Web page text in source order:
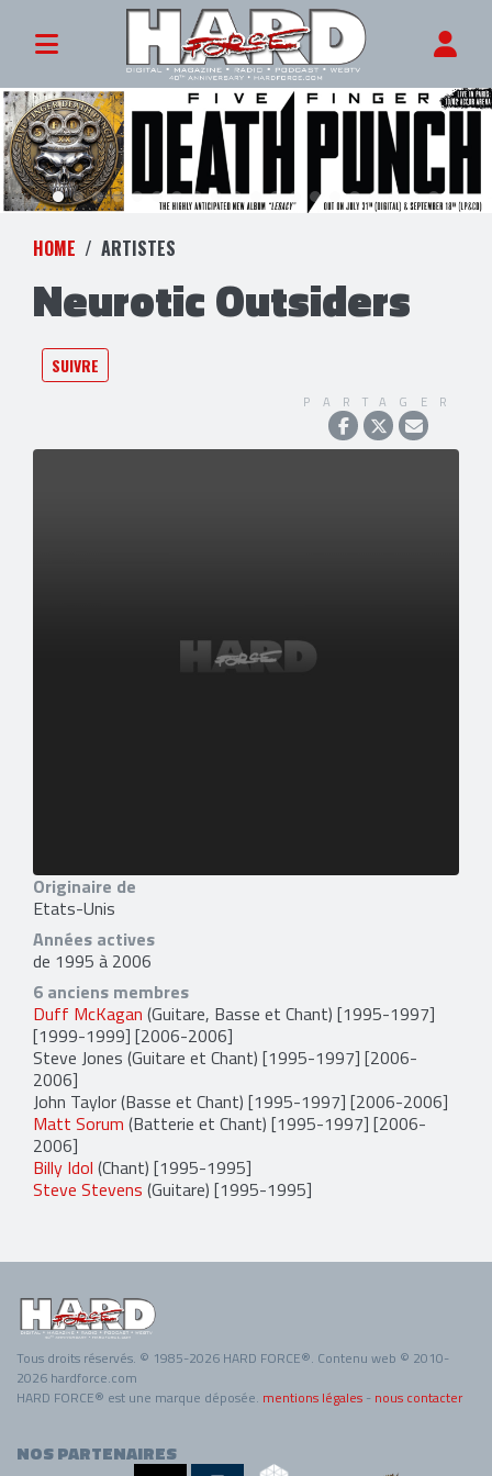
HOME ARTISTES
Neurotic Outsiders
SUIVRE
PARTAGER
Originaire de
Etats-Unis
Années actives
de 1995 à 2006
6 anciens membres
Duff McKagan (Guitare, Basse et Chant) [1995-1997]
[1999-1999] [2006-2006]
Steve Jones (Guitare et Chant) [1995-1997] [2006-
2006]
John Taylor(Basse et Chant) [1995-1997] [2006-2006]
Matt Sorum (Batterie et Chant) [1995-1997] [2006-
2006]
Billy Idol (Chant) [1995-1995]
Steve Stevens (Guitare) [1995-1995]
Tous droits réservés. © 1985-2026 HARD FORCE®. Contenu web © 2010-
2026 hardforce.com
HARD FORCE® est une marque déposée. mentions légales - nous contacter
NOS PARTENAIRES